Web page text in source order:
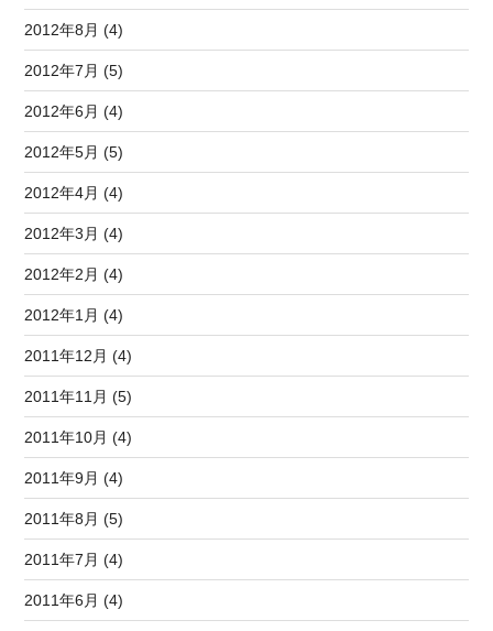
2012年8月 (4)
2012年7月 (5)
2012年6月 (4)
2012年5月 (5)
2012年4月 (4)
2012年3月 (4)
2012年2月 (4)
2012年1月 (4)
2011年12月 (4)
2011年11月 (5)
2011年10月 (4)
2011年9月 (4)
2011年8月 (5)
2011年7月 (4)
2011年6月 (4)